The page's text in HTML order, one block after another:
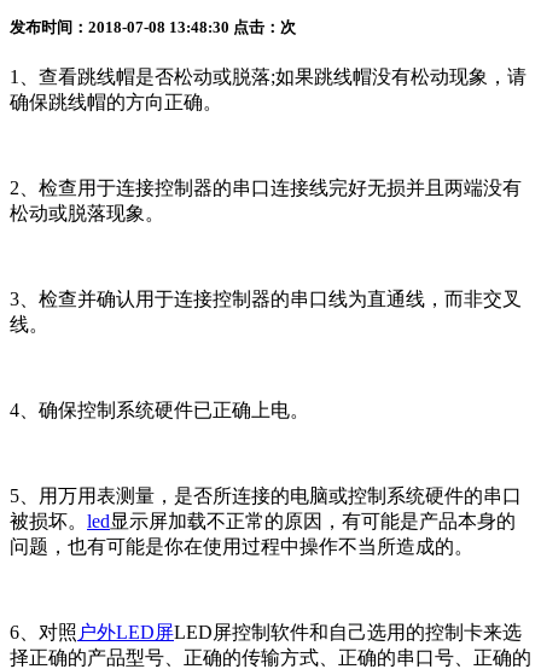
发布时间：2018-07-08 13:48:30 点击： 次
1、查看跳线帽是否松动或脱落;如果跳线帽没有松动现象，请
确保跳线帽的方向正确。
2、检查用于连接控制器的串口连接线完好无损并且两端没有
松动或脱落现象。
3、检查并确认用于连接控制器的串口线为直通线，而非交叉
线。
4、确保控制系统硬件已正确上电。
5、用万用表测量，是否所连接的电脑或控制系统硬件的串口
被损坏。 led显示屏加载不正常的原因，有可能是产品本身的
问题，也有可能是你在使用过程中操作不当所造成的。
6、对照 户外LED屏LED屏控制软件和自己选用的控制卡来选
择正确的产品型号、正确的传输方式、正确的串口号、正确的